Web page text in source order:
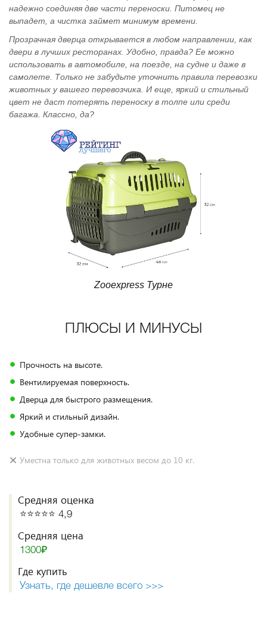
надежно соединяя две части переноски. Питомец не
выпадет, а чистка займет минимум времени.
Прозрачная дверца открывается в любом направлении, как
двери в лучших ресторанах. Удобно, правда? Ее можно
использовать в автомобиле, на поезде, на судне и даже в
самолете. Только не забудьте уточнить правила перевозки
животных у вашего перевозчика. И еще, яркий и стильный
цвет не даст потерять переноску в толпе или среди
багажа. Классно, да?
Zooexpress Турне
ПЛЮСЫ И МИНУСЫ
Прочность на высоте.
Вентилируемая поверхность.
Дверца для быстрого размещения.
Яркий и стильный дизайн.
Удобные супер-замки.
Уместна только для животных весом до 10 кг.
Средняя оценка
⭐️⭐️⭐️⭐️⭐️ 4,9
Средняя цена
1300₽
Где купить
Узнать, где дешевле всего >>>